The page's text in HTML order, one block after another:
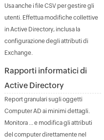
Usa anche i file CSV per gestire gli
utenti. Effettua modifiche collettive
in Active Directory, inclusa la
configurazione degli attributi di
Exchange.
Rapporti informatici di
Active Directory
Report granulari sugli oggetti
Computer AD ai minimi dettagli.
Monitora ... e modifica gli attributi
del computer direttamente nel